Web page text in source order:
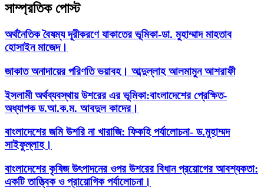
সাম্প্রতিক পোস্ট
অর্থনৈতিক বৈষম্য দূরীকরণে যাকাতের ভূমিকা-ডা. মুহাম্মাদ মাহতাব
হোসাইন মাজেদ।
জাকাত অনাদায়ের পরিণতি ভয়াবহ। আব্দুল্লাহ আলমামুন আশরাফী
ইসলামী অর্থব্যবস্থায় উশরের এর ভূমিকা:বাংলাদেশের প্রেক্ষিত-
অধ্যাপক ড.আ.ক.ম. আবদুল কাদের।
বাংলাদেশের জমি উশরি না খারাজি: ফিকহি পর্যালোচনা- ড.মুহাম্মদ
সাইফুল্লাহ।
বাংলাদেশের কৃষিজ উৎপাদনের ওপর উশরের বিধান প্রয়োগের আবশ্যকতা:
একটি তাত্ত্বিক ও প্রায়োগিক পর্যালোচনা।